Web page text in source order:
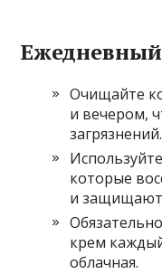
Очищайте
и вечером,
загрязнений.
которые
и защищают
крем
облачная.